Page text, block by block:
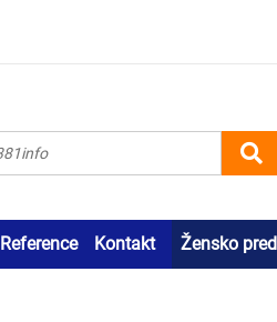
Reference Kontakt Žensko